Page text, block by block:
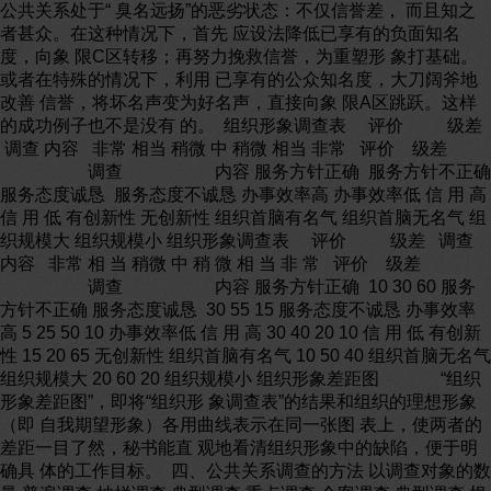
公共关系处于“ 臭名远扬”的恶劣状态：不仅信誉差， 而且知之
者甚众。在这种情况下，首先 应设法降低已享有的负面知名
度，向象 限C区转移；再努力挽救信誉，为重塑形 象打基础。
或者在特殊的情况下，利用 已享有的公众知名度，大刀阔斧地
改善 信誉，将坏名声变为好名声，直接向象 限A区跳跃。这样
的成功例子也不是没有 的。 组织形象调查表 评价 级差
调查 内容 非常 相当 稍微 中 稍微 相当 非常 评价 级差
调查 内容 服务方针正确 服务方针不正确
服务态度诚恳 服务态度不诚恳 办事效率高 办事效率低 信 用 高
信 用 低 有创新性 无创新性 组织首脑有名气 组织首脑无名气 组
织规模大 组织规模小 组织形象调查表 评价 级差 调查
内容 非常 相 当 稍微 中 稍 微 相 当 非 常 评价 级差
调查 内容 服务方针正确 10 30 60 服务
方针不正确 服务态度诚恳 30 55 15 服务态度不诚恳 办事效率
高 5 25 50 10 办事效率低 信 用 高 30 40 20 10 信 用 低 有创新
性 15 20 65 无创新性 组织首脑有名气 10 50 40 组织首脑无名气
组织规模大 20 60 20 组织规模小 组织形象差距图 “组织
形象差距图”，即将“组织形 象调查表”的结果和组织的理想形象
（即 自我期望形象）各用曲线表示在同一张图 表上，使两者的
差距一目了然，秘书能直 观地看清组织形象中的缺陷，便于明
确具 体的工作目标。 四、公共关系调查的方法 以调查对象的数